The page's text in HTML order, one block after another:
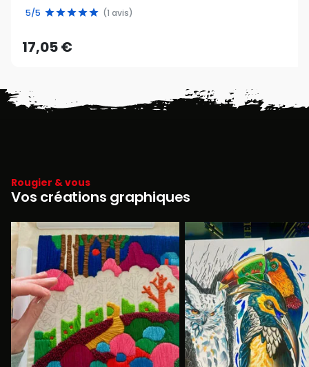
5/5 (1 avis)
17,05 €
Rougier & vous
Vos créations graphiques